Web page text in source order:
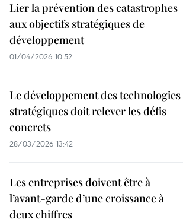
Lier la prévention des catastrophes
aux objectifs stratégiques de
développement
01/04/2026 10:52
Le développement des technologies
stratégiques doit relever les défis
concrets
28/03/2026 13:42
Les entreprises doivent être à
l’avant-garde d’une croissance à
deux chiffres